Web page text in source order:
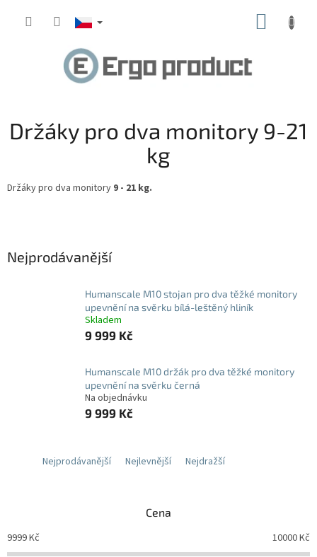
Držáky pro dva monitory 9-21
kg
Držáky pro dva monitory 9 - 21 kg.
Nejprodávanější
Humanscale M10 stojan pro dva těžké monitory
upevnění na svěrku bílá-leštěný hliník
Skladem
9 999 Kč
Humanscale M10 držák pro dva těžké monitory
upevnění na svěrku černá
Na objednávku
9 999 Kč
Nejprodávanější Nejlevnější Nejdražší
Cena
9999Kč 10000Kč